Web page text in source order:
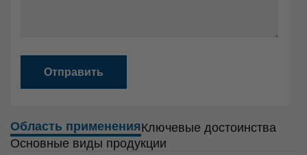
Отправить
Область примененияКлючевые достоинства
Основные виды продукции